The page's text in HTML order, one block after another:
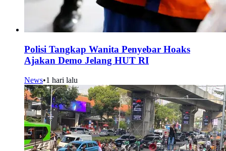
Polisi Tangkap Wanita Penyebar Hoaks
Ajakan Demo Jelang HUT RI
News•1 hari lalu